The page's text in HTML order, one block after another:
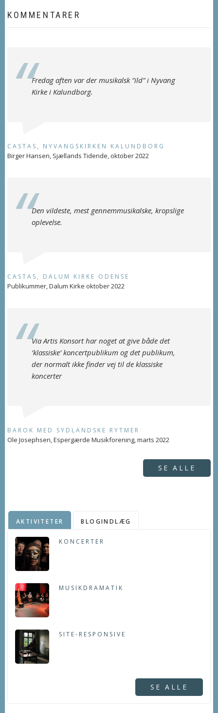
KOMMENTARER
Fredag aften var der musikalsk ”ild” i Nyvang
Kirke i Kalundborg.
CASTAS, NYVANGSKIRKEN KALUNDBORG
Birger Hansen, Sjællands Tidende, oktober 2022
Den vildeste, mest gennemmusikalske, kropslige
oplevelse.
CASTAS, DALUM KIRKE ODENSE
Publikummer, Dalum Kirke oktober 2022
Via Artis Konsort har noget at give både det
’klassiske’ koncertpublikum og det publikum,
der normalt ikke finder vej til de klassiske
koncerter
BAROK MED SYDLANDSKE RYTMER
Ole Josephsen, Espergærde Musikforening, marts 2022
SE ALLE
AKTIVITETER BLOGINDLÆG
KONCERTER
MUSIKDRAMATIK
SITE-RESPONSIVE
SE ALLE